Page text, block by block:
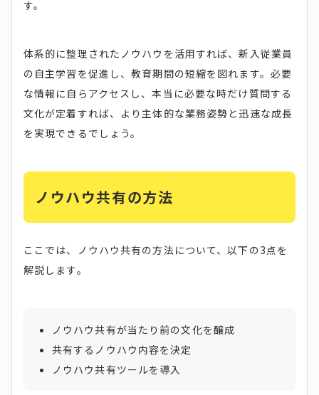
す。
体系的に整理されたノウハウを活用すれば、新入従業員
の自主学習を促進し、教育期間の短縮を図れます。必要
な情報に自らアクセスし、本当に必要な時だけ質問する
文化が定着すれば、より主体的な業務姿勢と迅速な成長
を実現できるでしょう。
ノウハウ共有の方法
ここでは、ノウハウ共有の方法について、以下の3点を
解説します。
ノウハウ共有が当たり前の文化を醸成
共有するノウハウ内容を決定
ノウハウ共有ツールを導入